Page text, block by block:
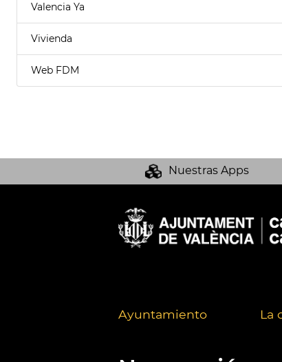
Valencia Ya
Vivienda
Web FDM
Nuestras Apps
Ayuntamiento La